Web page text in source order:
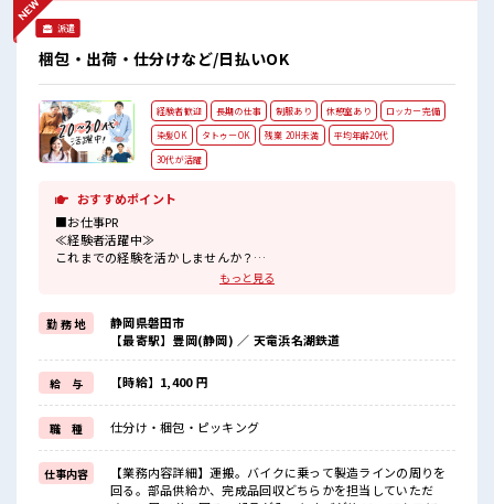
派遣
梱包・出荷・仕分けなど/日払いOK
経験者歓迎 長期の仕事 制服あり 休憩室あり
ロッカー完備
染髪OK
タトゥーOK 残業 20H未満
平均年齢20代
30代が活躍
おすすめポイント
■お仕事PR
≪経験者活躍中≫
これまでの経験を活かしませんか？
≪適度な残業でお給料UP≫
残業は月20時間未満で、
ほどよく稼げます♪
≪髪型自由≫
基本的に髪色自由で明るすぎたり奇抜でなければOKです！
(規定有)≪動きやすい制服アリ≫
制服があるので、
毎日の服装の悩み解消♪
≪収入アップを目指せる≫
高時給だらけの派遣のお仕事です！
もっと見る
勤 務 地
静岡県磐田市
【最寄駅】豊岡(静岡) ／ 天竜浜名湖鉄道
給 与 【時給】1,400 円
職 種 仕分け・梱包・ピッキング
仕事内容
【業務内容詳細】運搬。バイクに乗って製造ラインの周りを
回る。部品供給か、完成品回収どちらかを担当していただ